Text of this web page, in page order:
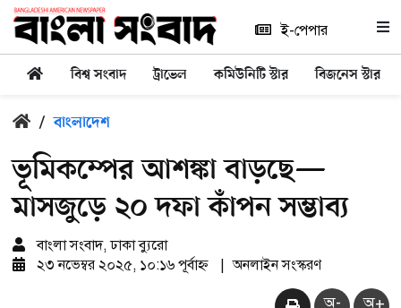
ই-পেপার
বিশ্ব সংবাদ ট্রাভেল কমিউনিটি স্টার বিজনেস স্টার
/ বাংলাদেশ
ভূমিকম্পের আশঙ্কা বাড়ছে—
মাসজুড়ে ২০ দফা কাঁপন সম্ভাব্য
বাংলা সংবাদ, ঢাকা ব্যুরো
২৩ নভেম্বর ২০২৫, ১০:১৬ পূর্বাহ্ন
অনলাইন সংস্করণ
অ- অ+